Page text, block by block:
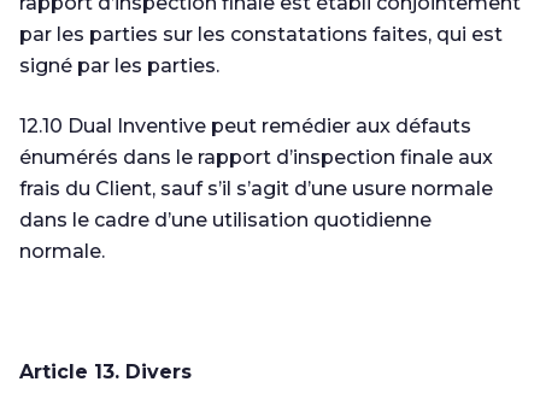
par les parties sur les constatations faites, qui est
signé par les parties.
12.10 Dual Inventive peut remédier aux défauts
énumérés dans le rapport d’inspection finale aux
frais du Client, sauf s’il s’agit d’une usure normale
dans le cadre d’une utilisation quotidienne
normale.
Article 13. Divers